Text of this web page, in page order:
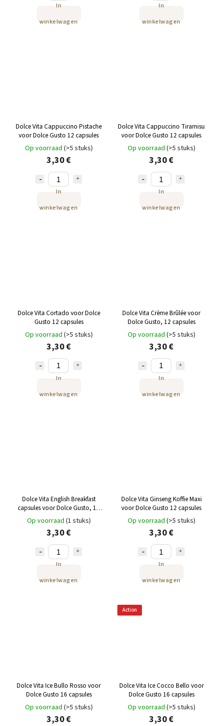
In
winkelwagen
In
winkelwagen
Dolce Vita Cappuccino Pistache
voor Dolce Gusto 12 capsules
Op voorraad (>5 stuks)
3,30 €
In
winkelwagen
Dolce Vita Cappuccino Tiramisu
voor Dolce Gusto 12 capsules
Op voorraad (>5 stuks)
3,30 €
In
winkelwagen
Dolce Vita Cortado voor Dolce
Gusto 12 capsules
Op voorraad (>5 stuks)
3,30 €
In
winkelwagen
Dolce Vita Crème Brûlée voor
Dolce Gusto, 12 capsules
Op voorraad (>5 stuks)
3,30 €
In
winkelwagen
Dolce Vita English Breakfast
capsules voor Dolce Gusto, 12
stuks
Op voorraad (1 stuks)
3,30 €
In
winkelwagen
Dolce Vita Ginseng Koffie Maxi
voor Dolce Gusto 12 capsules
Op voorraad (>5 stuks)
3,30 €
In
winkelwagen
Dolce Vita Ice Bullo Rosso voor
Dolce Gusto 16 capsules
Op voorraad (>5 stuks)
3,30 €
Action
Dolce Vita Ice Cocco Bello voor
Dolce Gusto 16 capsules
Op voorraad (>5 stuks)
3,30 €